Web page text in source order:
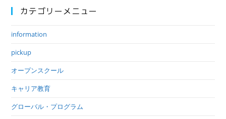
カテゴリーメニュー
information
pickup
オープンスクール
キャリア教育
グローバル・プログラム